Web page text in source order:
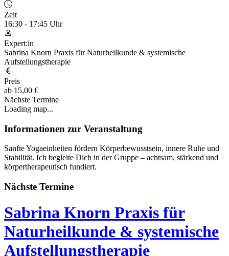
Zeit
16:30 - 17:45 Uhr
Expert:in
Sabrina Knorn Praxis für Naturheilkunde & systemische
Aufstellungstherapie
Preis
ab 15,00 €
Nächste Termine
Loading map...
Informationen zur Veranstaltung
Sanfte Yogaeinheiten fördern Körperbewusstsein, innere Ruhe und
Stabilität. Ich begleite Dich in der Gruppe – achtsam, stärkend und
körpertherapeutisch fundiert.
Nächste Termine
Sabrina Knorn Praxis für
Naturheilkunde & systemische
Aufstellungstherapie